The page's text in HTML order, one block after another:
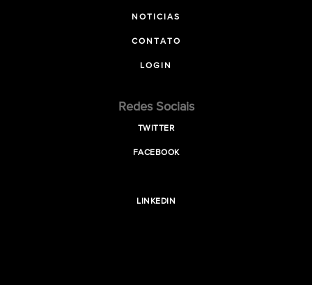
NOTICIAS
CONTATO
LOGIN
Redes Sociais
TWITTER
FACEBOOK
LINKEDIN